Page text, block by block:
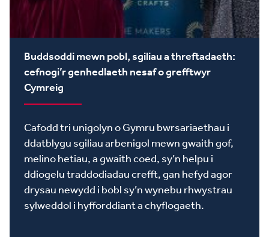
Buddsoddi mewn pobl, sgiliau a threftadaeth:
cefnogi’r genhedlaeth nesaf o grefftwyr
Cymreig
Cafodd tri unigolyn o Gymru bwrsariaethau i
ddatblygu sgiliau arbenigol mewn gwaith gof,
melino hetiau, a gwaith coed, sy’n helpu i
ddiogelu traddodiadau crefft, gan hefyd agor
drysau newydd i bobl sy’n wynebu rhwystrau
sylweddol i hyfforddiant a chyflogaeth.